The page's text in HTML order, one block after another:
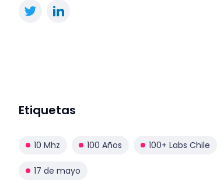
Etiquetas
10 Mhz 100 Años 100+ Labs Chile
17 de mayo